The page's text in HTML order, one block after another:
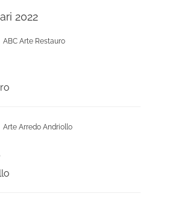
2022
ABC Arte Restauro
Arte Arredo Andriollo